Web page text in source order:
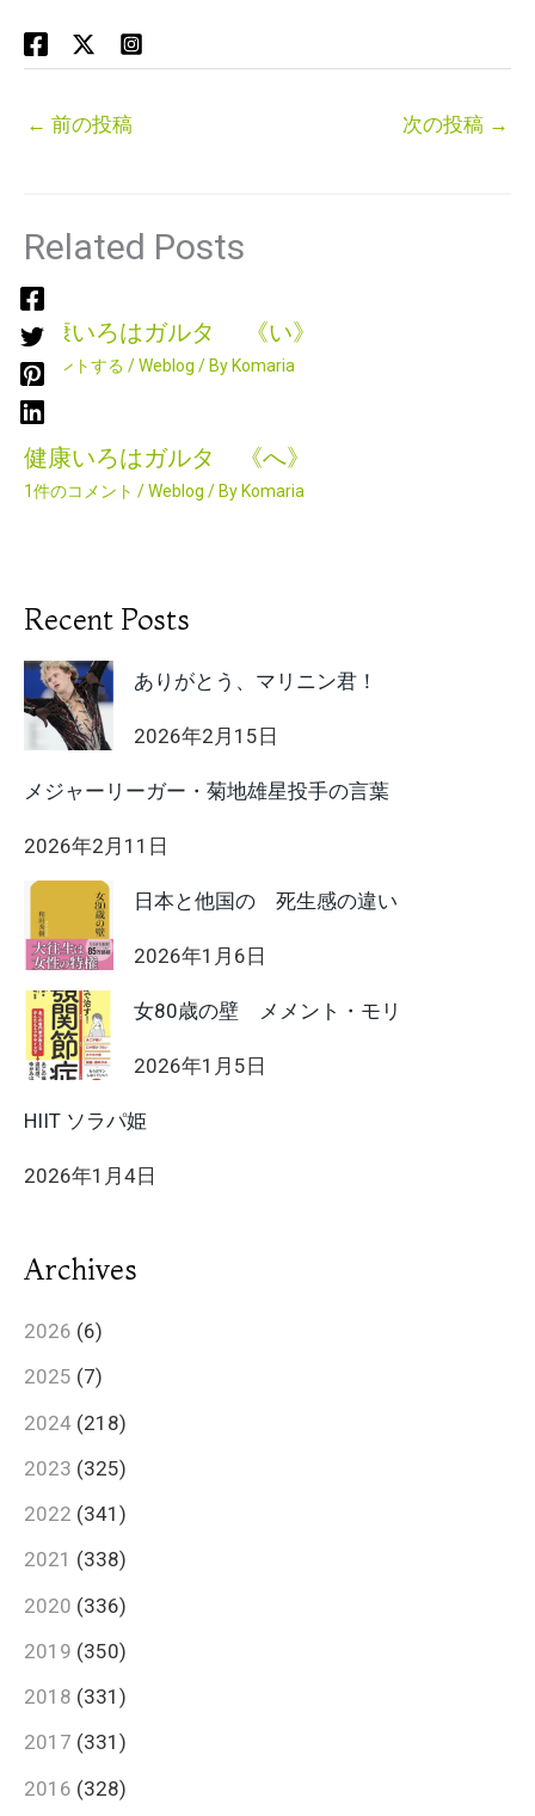
← 前の投稿 次の投稿 →
Related Posts
健康いろはガルタ 《い》
コメントする /Weblog / ByKomaria
健康いろはガルタ 《へ》
1件のコメント /Weblog / ByKomaria
Recent Posts
ありがとう、マリニン君！
2026年2月15日
メジャーリーガー・菊地雄星投手の言葉
2026年2月11日
日本と他国の 死生感の違い
2026年1月6日
女80歳の壁 メメント・モリ
2026年1月5日
HIIT ソラパ姫
2026年1月4日
Archives
2026 (6)
2025 (7)
2024 (218)
2023 (325)
2022 (341)
2021 (338)
2020 (336)
2019 (350)
2018 (331)
2017 (331)
2016 (328)